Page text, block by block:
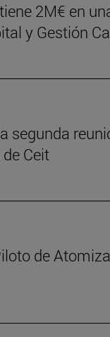
2M€ en
y Gestión
segunda
Ceit
de